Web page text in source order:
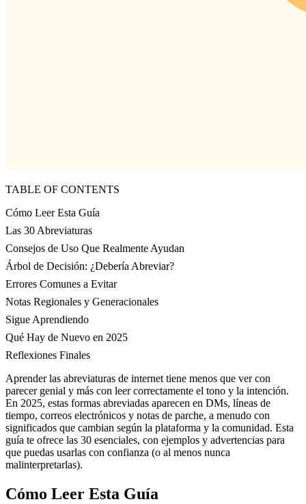
TABLE OF CONTENTS
Cómo Leer Esta Guía
Las 30 Abreviaturas
Consejos de Uso Que Realmente Ayudan
Árbol de Decisión: ¿Debería Abreviar?
Errores Comunes a Evitar
Notas Regionales y Generacionales
Sigue Aprendiendo
Qué Hay de Nuevo en 2025
Reflexiones Finales
Aprender las abreviaturas de internet tiene menos que ver con
parecer genial y más con leer correctamente el tono y la intención.
En 2025, estas formas abreviadas aparecen en DMs, líneas de
tiempo, correos electrónicos y notas de parche, a menudo con
significados que cambian según la plataforma y la comunidad. Esta
guía te ofrece las 30 esenciales, con ejemplos y advertencias para
que puedas usarlas con confianza (o al menos nunca
malinterpretarlas).
Cómo Leer Esta Guía